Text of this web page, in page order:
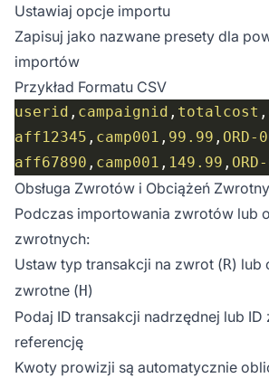
Ustawiaj opcje importu
Zapisuj jako nazwane presety dla
importów
Przykład Formatu CSV
userid , campaignid , totalcost ,
aff12345 , camp001 , 99.99 , ORD-
aff67890 , camp001 , 149.99 ,
Obsługa Zwrotów i Obciążeń
Podczas importowania zwrotów lub
zwrotnych:
Ustaw typ transakcji na zwrot (R) lub
zwrotne (H)
Podaj ID transakcji nadrzędnej lub
referencję
Kwoty prowizji są automatycznie